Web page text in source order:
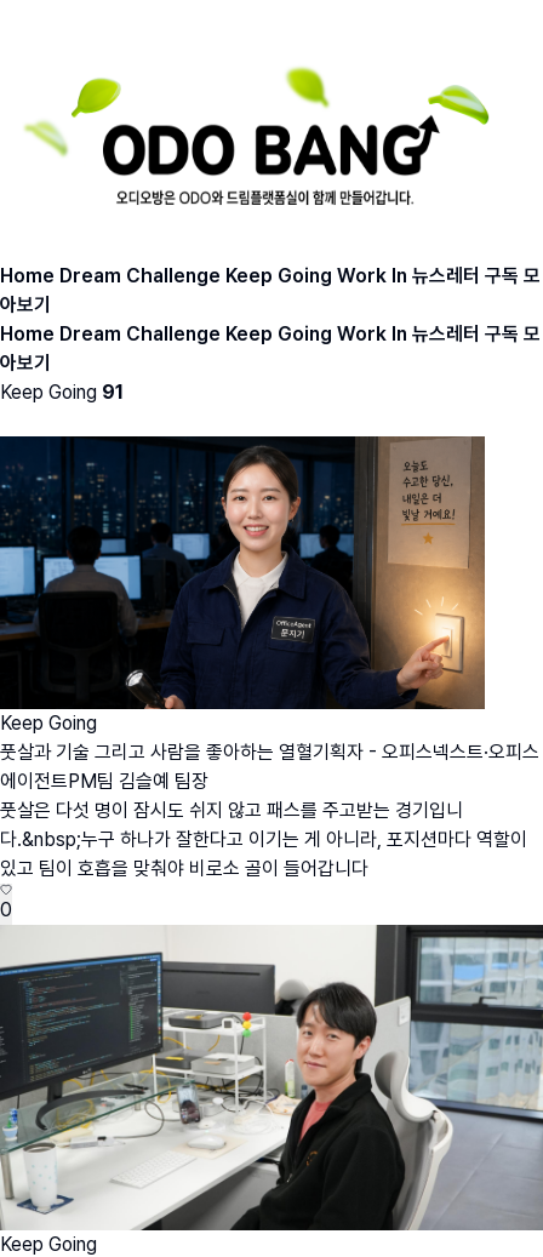
Home Dream Challenge Keep Going Work In 뉴스레터 구독 모
아보기
Home Dream Challenge Keep Going Work In 뉴스레터 구독 모
아보기
Keep Going 91
Keep Going
풋살과 기술 그리고 사람을 좋아하는 열혈기획자 - 오피스넥스트·오피스
에이전트PM팀 김슬예 팀장
풋살은 다섯 명이 잠시도 쉬지 않고 패스를 주고받는 경기입니
다.&nbsp;누구 하나가 잘한다고 이기는 게 아니라, 포지션마다 역할이
있고 팀이 호흡을 맞춰야 비로소 골이 들어갑니다
0
Keep Going